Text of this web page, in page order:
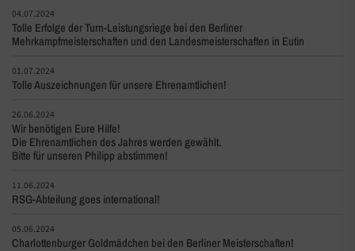
04.07.2024
Tolle Erfolge der Turn-Leistungsriege bei den Berliner
Mehrkampfmeisterschaften und den Landesmeisterschaften in Eutin
01.07.2024
Tolle Auszeichnungen für unsere Ehrenamtlichen!
26.06.2024
Wir benötigen Eure Hilfe!
Die Ehrenamtlichen des Jahres werden gewählt.
Bitte für unseren Philipp abstimmen!
11.06.2024
RSG-Abteilung goes international!
05.06.2024
Charlottenburger Goldmädchen bei den Berliner Meisterschaften!